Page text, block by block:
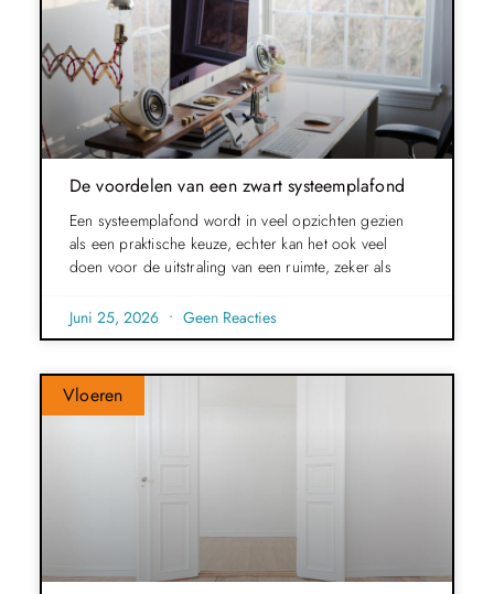
De voordelen van een zwart systeemplafond
Een systeemplafond wordt in veel opzichten gezien
als een praktische keuze, echter kan het ook veel
doen voor de uitstraling van een ruimte, zeker als
Juni 25, 2026 Geen Reacties
Vloeren